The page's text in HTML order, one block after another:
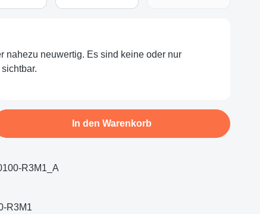
nahezu neuwertig. Es sind keine oder nur
gewünschten Wert ein oder
In den Warenkorb
R3M1_A
R3M1